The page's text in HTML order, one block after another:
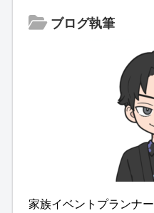
ブログ執筆
家族イベントプランナー